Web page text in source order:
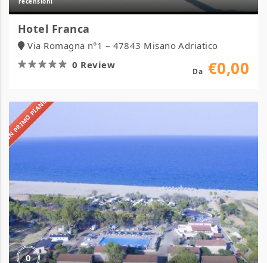
Hotel Franca
Via Romagna n°1 – 47843 Misano Adriatico
0 Review
Da €0,00
IN PRIMO PIANO
0
Village